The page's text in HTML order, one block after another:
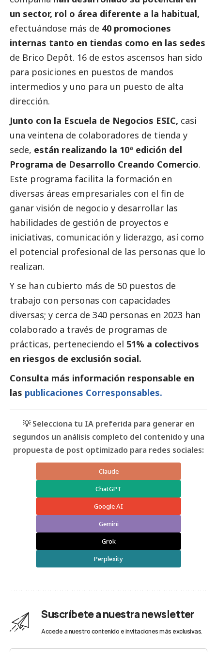
un sector, rol o área diferente a la habitual,
efectuándose más de 40 promociones
internas tanto en tiendas como en las sedes
de Brico Depôt. 16 de estos ascensos han sido
para posiciones en puestos de mandos
intermedios y uno para un puesto de alta
dirección.
Junto con la Escuela de Negocios ESIC, casi
una veintena de colaboradores de tienda y
sede, están realizando la 10ª edición del
Programa de Desarrollo Creando Comercio.
Este programa facilita la formación en
diversas áreas empresariales con el fin de
ganar visión de negocio y desarrollar las
habilidades de gestión de proyectos e
iniciativas, comunicación y liderazgo, así como
el potencial profesional de las personas que lo
realizan.
Y se han cubierto más de 50 puestos de
trabajo con personas con capacidades
diversas; y cerca de 340 personas en 2023 han
colaborado a través de programas de
prácticas, perteneciendo el 51% a colectivos
en riesgos de exclusión social.
Consulta más información responsable en
las publicaciones Corresponsables.
💡 Selecciona tu IA preferida para generar en
segundos un análisis completo del contenido y una
propuesta de post optimizado para redes sociales:
Claude
ChatGPT
Google AI
Gemini
Grok
Perplexity
Suscríbete a nuestra newsletter
Accede a nuestro contenido e invitaciones más exclusivas.